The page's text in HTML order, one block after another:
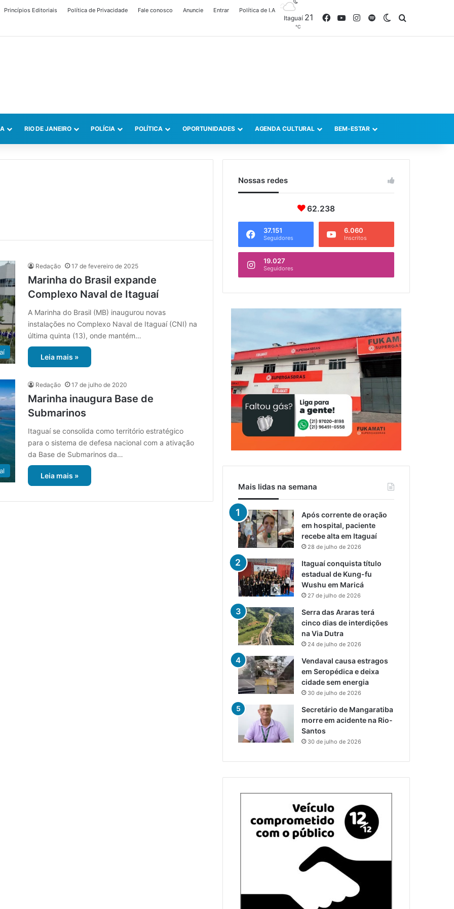
Princípios Editoriais Política de Privacidade Fale conosco Anuncie Entrar Política de I.A
Itaguaí 21
℃
FacebookYouTubeInstagram
SpotifySwitch skin
RIO DE JANEIRO POLÍCIA POLÍTICA OPORTUNIDADES AGENDA CULTURAL BEM-ESTAR
Redação 17 de fevereiro de 2025
Marinha do Brasil expande
Complexo Naval de Itaguaí
A Marinha do Brasil (MB) inaugurou novas
instalações no Complexo Naval de Itaguaí (CNI) na
última quinta (13), onde mantém…
Leia mais »
Redação 17 de julho de 2020
Marinha inaugura Base de
Submarinos
Itaguaí se consolida como território estratégico
para o sistema de defesa nacional com a ativação
da Base de Submarinos da…
Leia mais »
Nossas redes
62.238
37.151
Seguidores
6.060
Inscritos
19.027
Seguidores
Mais lidas na semana
Após corrente de oração
em hospital, paciente
recebe alta em Itaguaí
28 de julho de 2026
Itaguaí conquista título
estadual de Kung-fu
Wushu em Maricá
27 de julho de 2026
Serra das Araras terá
cinco dias de interdições
na Via Dutra
24 de julho de 2026
Vendaval causa estragos
em Seropédica e deixa
cidade sem energia
30 de julho de 2026
Secretário de Mangaratiba
morre em acidente na Rio-
Santos
30 de julho de 2026